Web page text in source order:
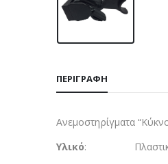
ΠΕΡΙΓΡΑΦΉ
Ανεμοστηρίγματα
Υλικό: